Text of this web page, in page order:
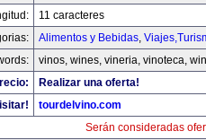
11 caracteres
Alimentos y Bebidas,
vinos, wines, vineria, vinoteca,
Realizar una oferta!
tourdelvino.com
Serán consideradas